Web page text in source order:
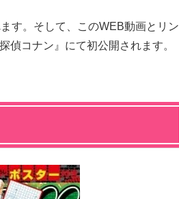
す。そして、このWEB動画とリン
偵コナン』にて初公開されます。